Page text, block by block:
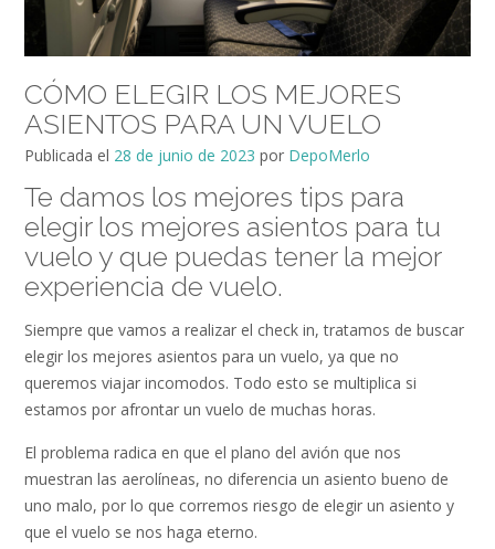
CÓMO ELEGIR LOS MEJORES
ASIENTOS PARA UN VUELO
Publicada el 28 de junio de 2023 por DepoMerlo
Te damos los mejores tips para
elegir los mejores asientos para tu
vuelo y que puedas tener la mejor
experiencia de vuelo.
Siempre que vamos a realizar el check in, tratamos de buscar
elegir los mejores asientos para un vuelo, ya que no
queremos viajar incomodos. Todo esto se multiplica si
estamos por afrontar un vuelo de muchas horas.
El problema radica en que el plano del avión que nos
muestran las aerolíneas, no diferencia un asiento bueno de
uno malo, por lo que corremos riesgo de elegir un asiento y
que el vuelo se nos haga eterno.